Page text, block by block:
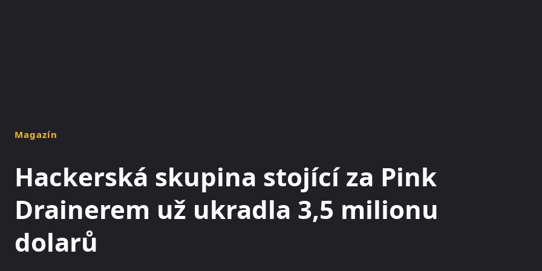
Magazín
Hackerská skupina stojící za Pink
Drainerem už ukradla 3,5 milionu
dolarů